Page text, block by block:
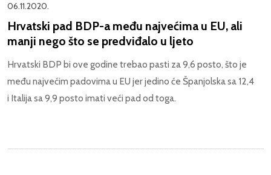
06.11.2020.
Hrvatski pad BDP-a među najvećima u EU, ali
manji nego što se predviđalo u ljeto
Hrvatski BDP bi ove godine trebao pasti za 9,6 posto, što je
među najvećim padovima u EU jer jedino će Španjolska sa 12,4
i Italija sa 9,9 posto imati veći pad od toga.